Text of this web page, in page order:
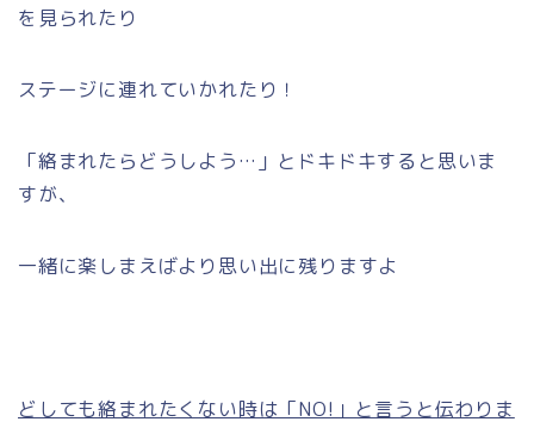
を見られたり
ステージに連れていかれたり！
「絡まれたらどうしよう…」とドキドキすると思いま
すが、
一緒に楽しまえばより思い出に残りますよ
どしても絡まれたくない時は「NO!」と言うと伝わりま